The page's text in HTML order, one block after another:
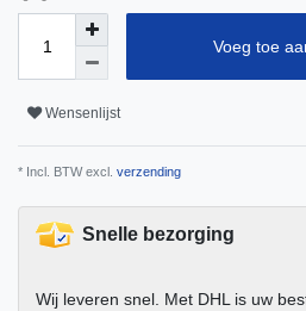
Voeg toe
Wensenlijst
* Incl. BTW excl. verzending
Snelle bezorging
Wij leveren snel. Met DHL is uw